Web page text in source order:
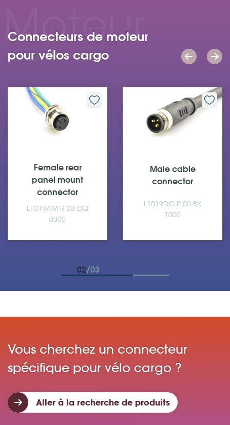
Connecteurs de moteur
pour vélos cargo
Moteur
Female cable
connector
Female panel
mount connector
L1019DM R 03 BY
0300
03/03
Vous cherchez un connecteur
spécifique pour vélo cargo ?
Aller à la recherche de produits